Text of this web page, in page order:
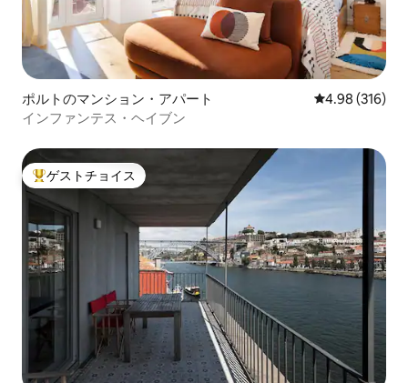
ポルトのマンション・アパート レビュー316
4.98 (316)
インファンテス・ヘイブン
大好評のゲストチョイスです。
ゲストチョイス